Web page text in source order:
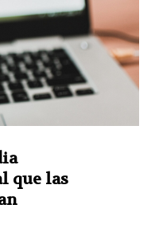
que las